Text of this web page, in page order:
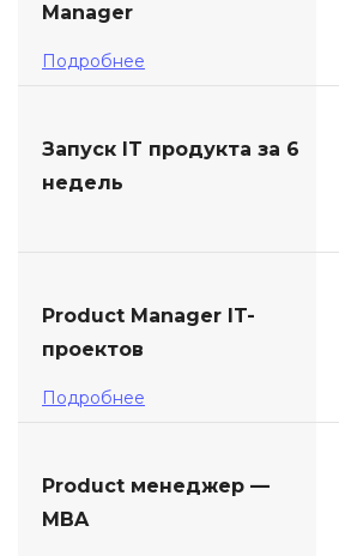
Manager
Подробнее
Запуск IT продукта за 6
недель
Product Manager IT-
проектов
Подробнее
Product менеджер —
MBA